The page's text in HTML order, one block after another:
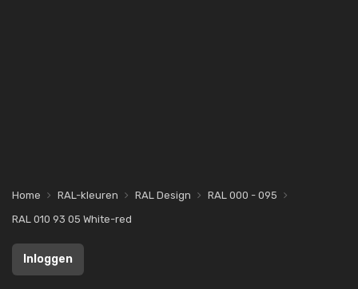
Home RAL-kleuren RAL Design
RAL 000 - 095
RAL 010 93 05 White-red
Inloggen